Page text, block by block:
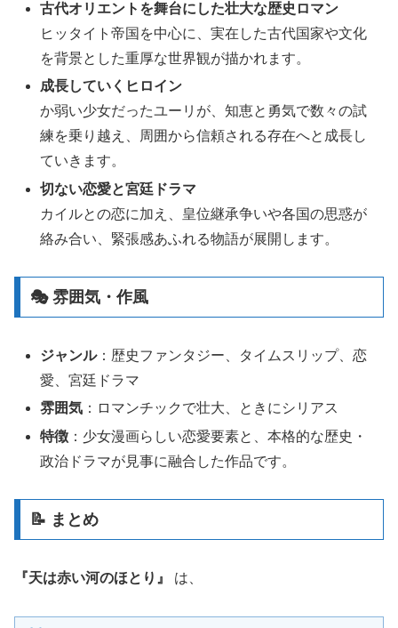
古代オリエントを舞台にした壮大な歴史ロマン
ヒッタイト帝国を中心に、実在した古代国家や文化
を背景とした重厚な世界観が描かれます。
成長していくヒロイン
か弱い少女だったユーリが、知恵と勇気で数々の試
練を乗り越え、周囲から信頼される存在へと成長し
ていきます。
切ない恋愛と宮廷ドラマ
カイルとの恋に加え、皇位継承争いや各国の思惑が
絡み合い、緊張感あふれる物語が展開します。
🎭 雰囲気・作風
ジャンル：歴史ファンタジー、タイムスリップ、恋
愛、宮廷ドラマ
雰囲気 ：ロマンチックで壮大、ときにシリアス
特徴 ：少女漫画らしい恋愛要素と、本格的な歴史・
政治ドラマが見事に融合した作品です。
📝 まとめ
『天は赤い河のほとり』 は、